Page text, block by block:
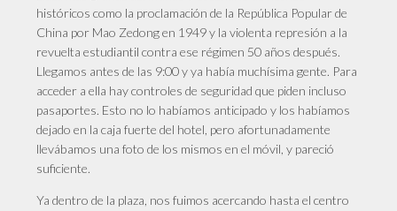
históricos como la proclamación de la República Popular de
China por Mao Zedong en 1949 y la violenta represión a la
revuelta estudiantil contra ese régimen 50 años después.
Llegamos antes de las 9:00 y ya había muchísima gente. Para
acceder a ella hay controles de seguridad que piden incluso
pasaportes. Esto no lo habíamos anticipado y los habíamos
dejado en la caja fuerte del hotel, pero afortunadamente
llevábamos una foto de los mismos en el móvil, y pareció
suficiente.
Ya dentro de la plaza, nos fuimos acercando hasta el centro